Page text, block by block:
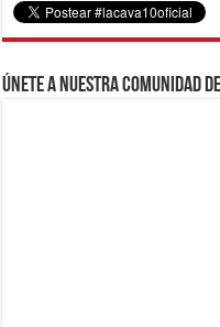
Únete a nuestra comunidad